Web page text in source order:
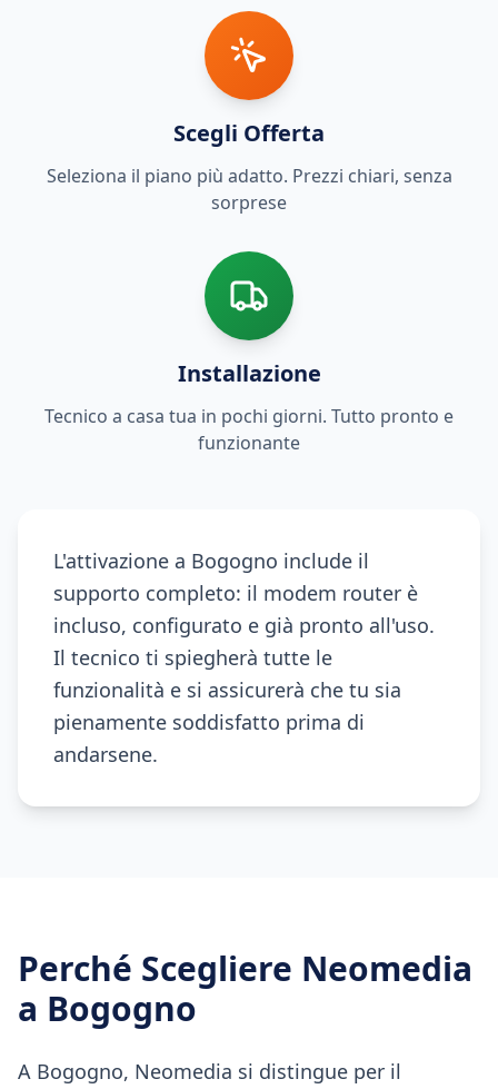
Scegli Offerta
Seleziona il piano più adatto. Prezzi chiari, senza
sorprese
Installazione
Tecnico a casa tua in pochi giorni. Tutto pronto e
funzionante
L'attivazione a Bogogno include il
supporto completo: il modem router è
incluso, configurato e già pronto all'uso.
Il tecnico ti spiegherà tutte le
funzionalità e si assicurerà che tu sia
pienamente soddisfatto prima di
andarsene.
Perché Scegliere Neomedia
a Bogogno
A Bogogno, Neomedia si distingue per il